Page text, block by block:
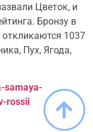
Цветок, и
Бронзу в
1037
Пух, Ягода,
samaya-
rossii